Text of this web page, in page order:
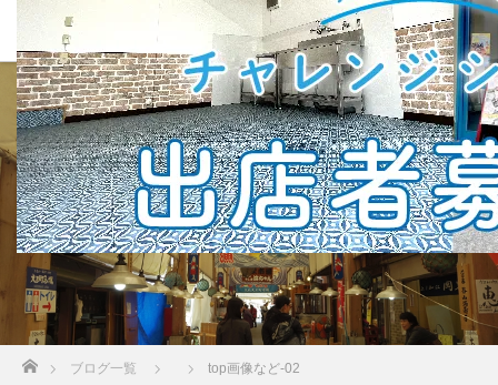
BLOG
ブログ一覧 top画像など-02